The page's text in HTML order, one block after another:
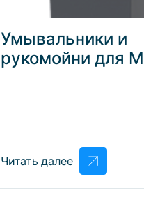
Умывальники и
рукомойни для
Читать далее